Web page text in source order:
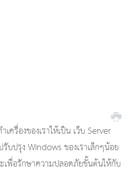
รื่องของเราให้เป็น เว็บ Server
บปรุง Windows ของเราเล็กๆน้อย
เพื่อรักษาความปลอดภัยขั้นต้นให้กับ